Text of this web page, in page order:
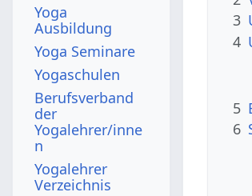
3
4
5
6
Yoga
Ausbildung
Yoga Seminare
Yogaschulen
Berufsverband
der
Yogalehrer/inne
n
Yogalehrer
Verzeichnis